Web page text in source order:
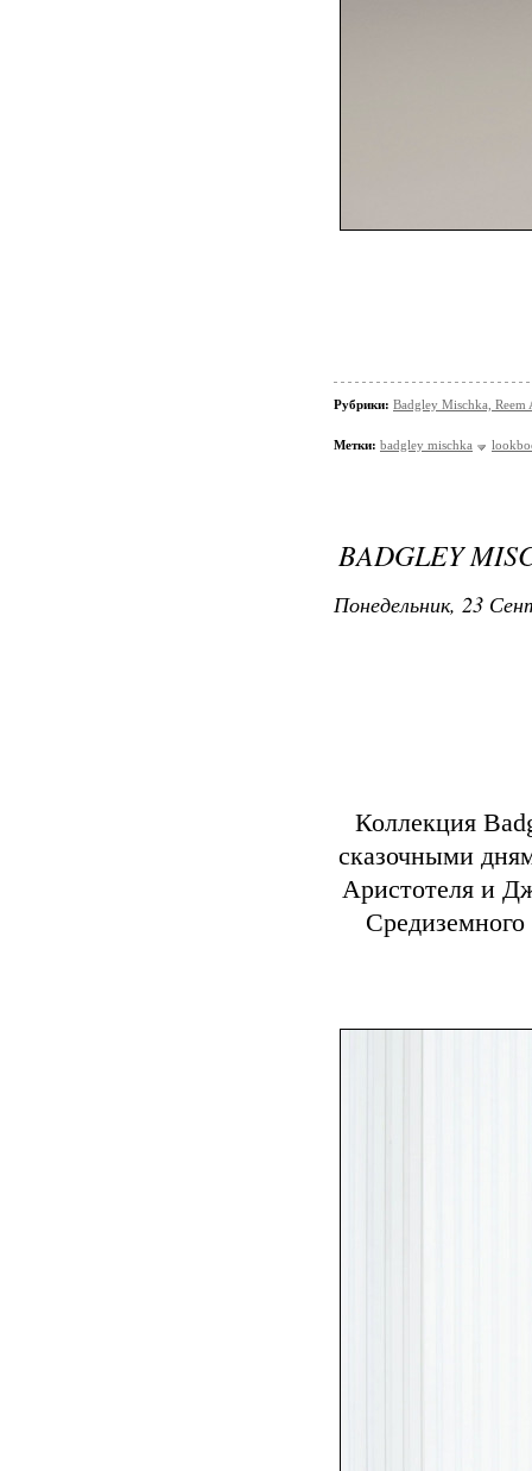
Рубрики: Badgley Mischka, Reem
Метки: badgley mischka
BADGLEY
Понедельник, 23
Коллекция
сказочными
Аристотеля и